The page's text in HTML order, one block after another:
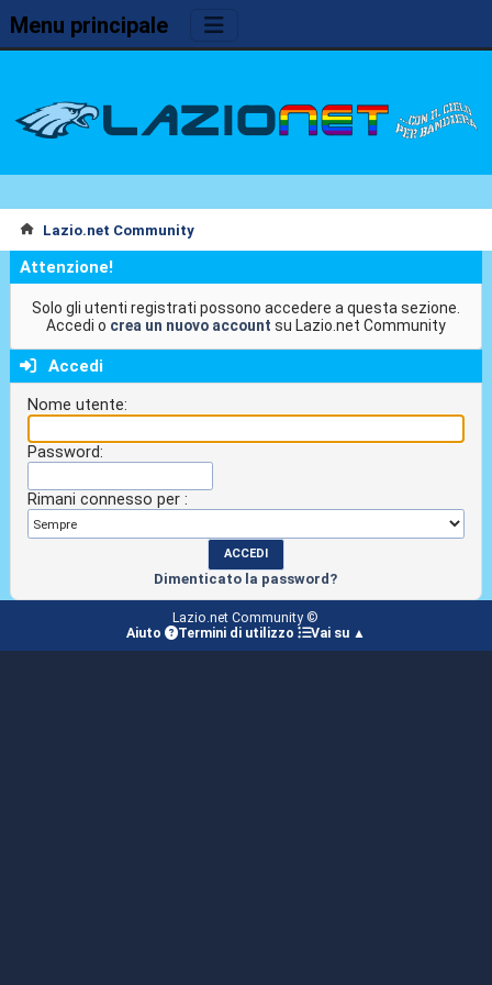
Menu principale
Lazio.net Community
Attenzione!
Solo gli utenti registrati possono accedere a questa sezione.
Accedi o crea un nuovo account su Lazio.net Community
Accedi
Nome utente:
Password:
Rimani connesso per :
Dimenticato la password?
Lazio.net Community ©
Aiuto
Termini di utilizzo Vai su ▲